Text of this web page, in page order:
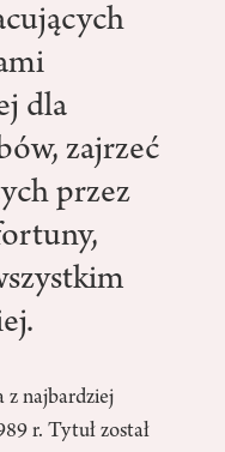
dla
zajrzeć
przez
z najbardziej
r. Tytuł został